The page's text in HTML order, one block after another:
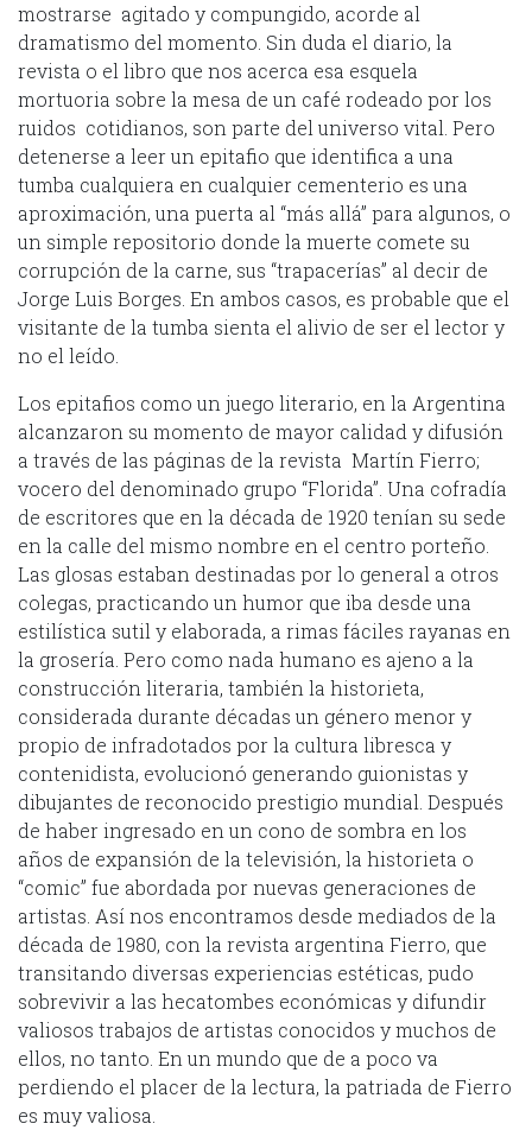
mostrarse agitado y compungido, acorde al
dramatismo del momento. Sin duda el diario, la
revista o el libro que nos acerca esa esquela
mortuoria sobre la mesa de un café rodeado por los
ruidos cotidianos, son parte del universo vital. Pero
detenerse a leer un epitafio que identifica a una
tumba cualquiera en cualquier cementerio es una
aproximación, una puerta al “más allá” para algunos, o
un simple repositorio donde la muerte comete su
corrupción de la carne, sus “trapacerías” al decir de
Jorge Luis Borges. En ambos casos, es probable que el
visitante de la tumba sienta el alivio de ser el lector y
no el leído.
Los epitafios como un juego literario, en la Argentina
alcanzaron su momento de mayor calidad y difusión
a través de las páginas de la revista Martín Fierro;
vocero del denominado grupo “Florida”. Una cofradía
de escritores que en la década de 1920 tenían su sede
en la calle del mismo nombre en el centro porteño.
Las glosas estaban destinadas por lo general a otros
colegas, practicando un humor que iba desde una
estilística sutil y elaborada, a rimas fáciles rayanas en
la grosería. Pero como nada humano es ajeno a la
construcción literaria, también la historieta,
considerada durante décadas un género menor y
propio de infradotados por la cultura libresca y
contenidista, evolucionó generando guionistas y
dibujantes de reconocido prestigio mundial. Después
de haber ingresado en un cono de sombra en los
años de expansión de la televisión, la historieta o
“comic” fue abordada por nuevas generaciones de
artistas. Así nos encontramos desde mediados de la
década de 1980, con la revista argentina Fierro, que
transitando diversas experiencias estéticas, pudo
sobrevivir a las hecatombes económicas y difundir
valiosos trabajos de artistas conocidos y muchos de
ellos, no tanto. En un mundo que de a poco va
perdiendo el placer de la lectura, la patriada de Fierro
es muy valiosa.